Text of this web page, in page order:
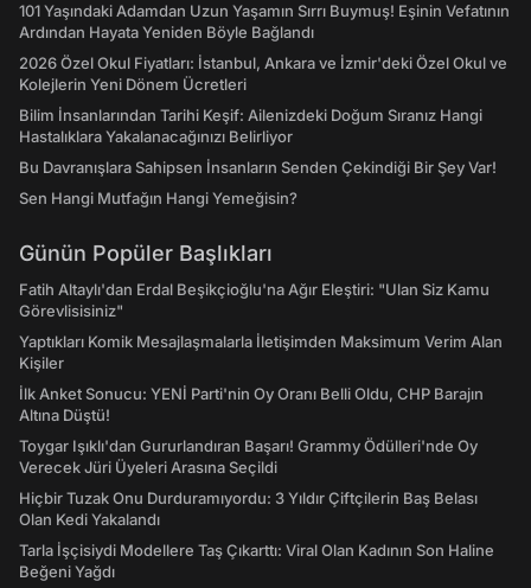
101 Yaşındaki Adamdan Uzun Yaşamın Sırrı Buymuş! Eşinin Vefatının
Ardından Hayata Yeniden Böyle Bağlandı
2026 Özel Okul Fiyatları: İstanbul, Ankara ve İzmir'deki Özel Okul ve
Kolejlerin Yeni Dönem Ücretleri
Bilim İnsanlarından Tarihi Keşif: Ailenizdeki Doğum Sıranız Hangi
Hastalıklara Yakalanacağınızı Belirliyor
Bu Davranışlara Sahipsen İnsanların Senden Çekindiği Bir Şey Var!
Sen Hangi Mutfağın Hangi Yemeğisin?
Günün Popüler Başlıkları
Fatih Altaylı'dan Erdal Beşikçioğlu'na Ağır Eleştiri: "Ulan Siz Kamu
Görevlisisiniz"
Yaptıkları Komik Mesajlaşmalarla İletişimden Maksimum Verim Alan
Kişiler
İlk Anket Sonucu: YENİ Parti'nin Oy Oranı Belli Oldu, CHP Barajın
Altına Düştü!
Toygar Işıklı'dan Gururlandıran Başarı! Grammy Ödülleri'nde Oy
Verecek Jüri Üyeleri Arasına Seçildi
Hiçbir Tuzak Onu Durduramıyordu: 3 Yıldır Çiftçilerin Baş Belası
Olan Kedi Yakalandı
Tarla İşçisiydi Modellere Taş Çıkarttı: Viral Olan Kadının Son Haline
Beğeni Yağdı